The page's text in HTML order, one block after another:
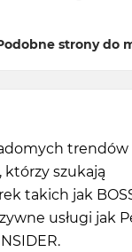
strony do
trendów
szukają
takich jak
usługi jak